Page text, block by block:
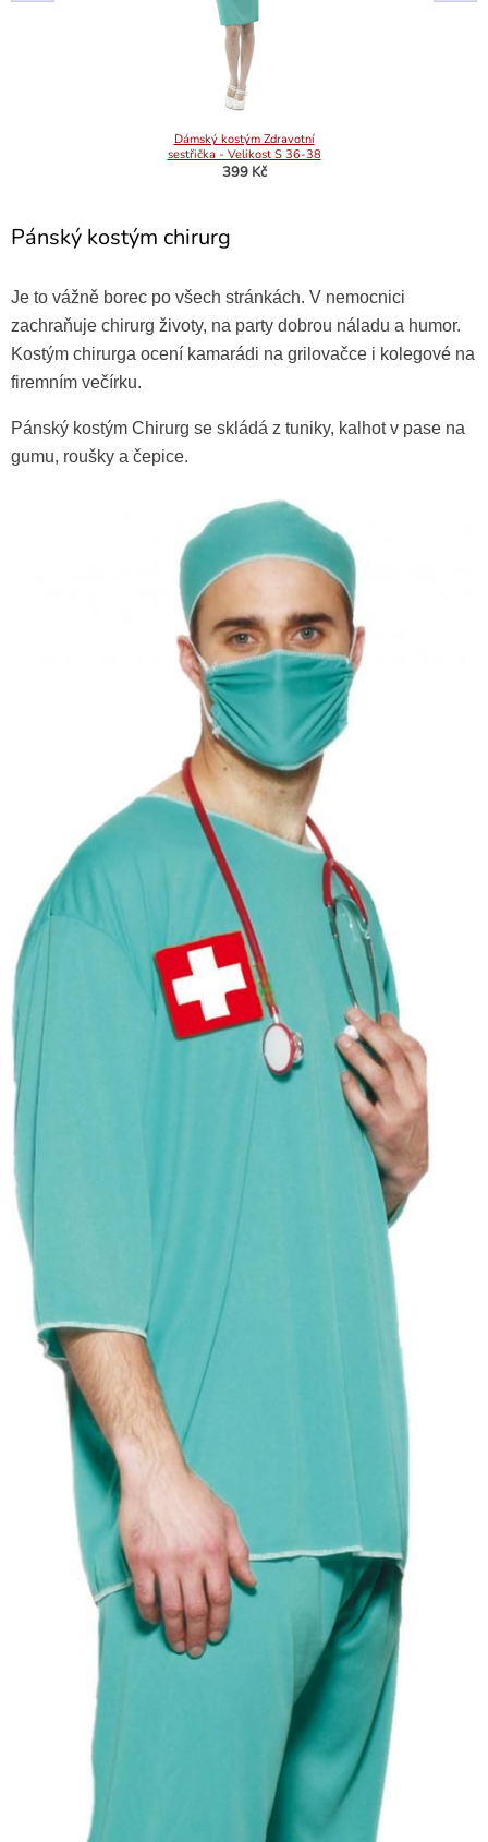
Dámský kostým Zdravotní
sestřička - Velikost S 36-38
399 Kč
89 Kč
Pánský kostým chirurg
Je to vážně borec po všech stránkách. V nemocnici
zachraňuje chirurg životy, na party dobrou náladu a humor.
Kostým chirurga ocení kamarádi na grilovačce i kolegové na
firemním večírku.
Pánský kostým Chirurg se skládá z tuniky, kalhot v pase na
gumu, roušky a čepice.